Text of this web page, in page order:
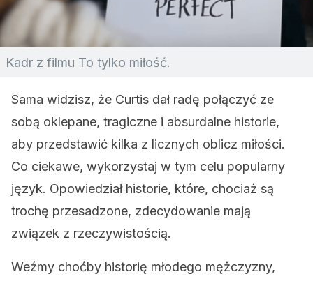
Kadr z filmu To tylko miłość.
Sama widzisz, że Curtis dał radę połączyć ze
sobą oklepane, tragiczne i absurdalne historie,
aby przedstawić kilka z licznych oblicz miłości.
Co ciekawe, wykorzystaj w tym celu popularny
język. Opowiedział historie, które, chociaż są
trochę przesadzone, zdecydowanie mają
związek z rzeczywistością.
Weźmy choćby historię młodego mężczyzny,